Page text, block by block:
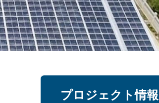
プロジェクト情報